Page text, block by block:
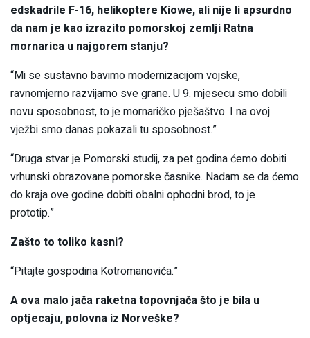
edskadrile F-16, helikoptere Kiowe, ali nije li apsurdno
da nam je kao izrazito pomorskoj zemlji Ratna
mornarica u najgorem stanju?
“Mi se sustavno bavimo modernizacijom vojske,
ravnomjerno razvijamo sve grane. U 9. mjesecu smo dobili
novu sposobnost, to je mornaričko pješaštvo. I na ovoj
vježbi smo danas pokazali tu sposobnost.”
“Druga stvar je Pomorski studij, za pet godina ćemo dobiti
vrhunski obrazovane pomorske časnike. Nadam se da ćemo
do kraja ove godine dobiti obalni ophodni brod, to je
prototip.”
Zašto to toliko kasni?
“Pitajte gospodina Kotromanovića.”
A ova malo jača raketna topovnjača što je bila u
optjecaju, polovna iz Norveške?